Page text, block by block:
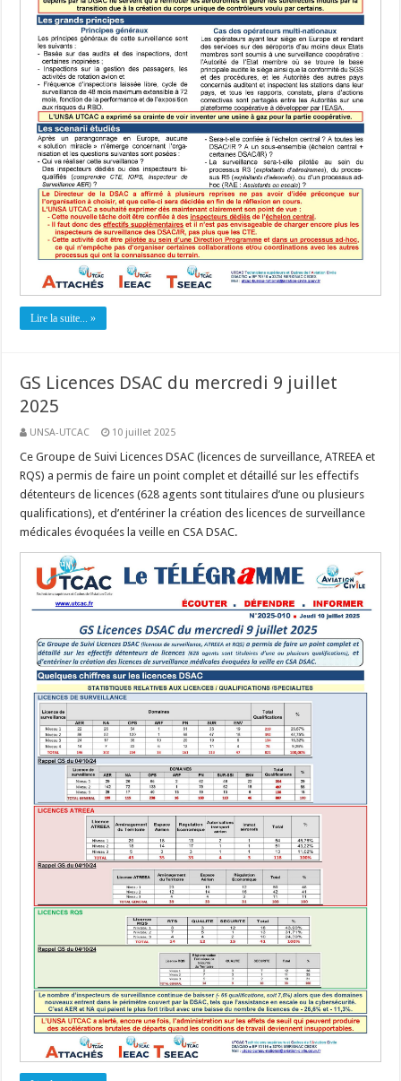
Lire la suite... »
GS Licences DSAC du mercredi 9 juillet
2025
UNSA-UTCAC 10 juillet 2025
Ce Groupe de Suivi Licences DSAC (licences de surveillance, ATREEA et
RQS) a permis de faire un point complet et détaillé sur les effectifs
détenteurs de licences (628 agents sont titulaires d’une ou plusieurs
qualifications), et d’entériner la création des licences de surveillance
médicales évoquées la veille en CSA DSAC.